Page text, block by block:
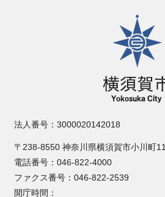
横須賀市
法人番号：3000020142018
〒238-8550 神奈川県横須賀市小川町11
電話番号：046-822-4000
ファクス番号：046-822-2539
開庁時間：